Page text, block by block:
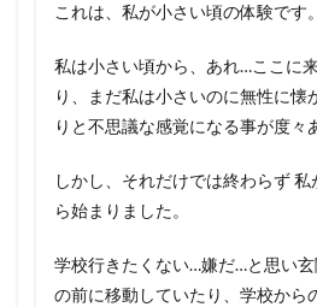
これは、私が小さい頃の体験です。
私は小さい頃から、あれ…ここに
り、まだ私は小さいのに無性に懐
りと不思議な感覚になる事が度々
しかし、それだけでは終わらず
ら始まりました。
学校行きたくない…嫌だ…と思い
の前に移動していたり、学校から